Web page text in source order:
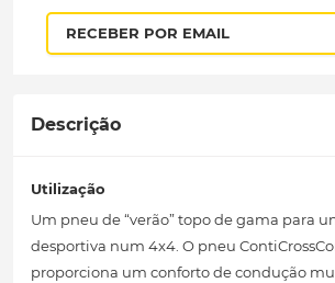
RECEBER POR EMAIL
Descrição
Utilização
Um pneu de “verão” topo de gama para
desportiva num 4x4. O pneu
proporciona um conforto de condução